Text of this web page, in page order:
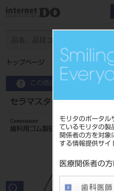
モリタのポータル
ているモリタの
関係者の方を対象
する情報提供サイ
医療関係者の
トップページ セラマスター
この商品に関するお問い合わ
セラマスター No.11 3本
Ceramaster
歯科用ゴム製研磨材